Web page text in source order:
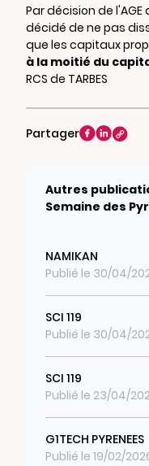
Par décision de l'AGE
décidé de ne pas
que les capitaux
à la moitié du
RCS de TARBES
Partager
Autres
Semaine des
NAMIKAN
Publié le 30/04/
SCI 119
Publié le 30/04/
SCI 119
Publié le 23/04/
G1TECH PYRENEES
Publié le 19/02/